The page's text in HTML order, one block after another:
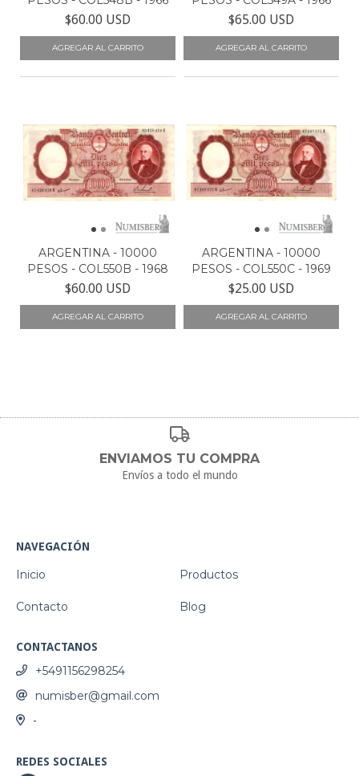
$60.00 USD $65.00 USD
ARGENTINA - 10000
PESOS - COL550B - 1968
$60.00 USD
ARGENTINA - 10000
PESOS - COL550C - 1969
$25.00 USD
ENVIAMOS TU COMPRA
Envíos a todo el mundo
NAVEGACIÓN
Inicio Productos
Contacto Blog
CONTACTANOS
+5491156298254
numisber@gmail.com
-
REDES SOCIALES